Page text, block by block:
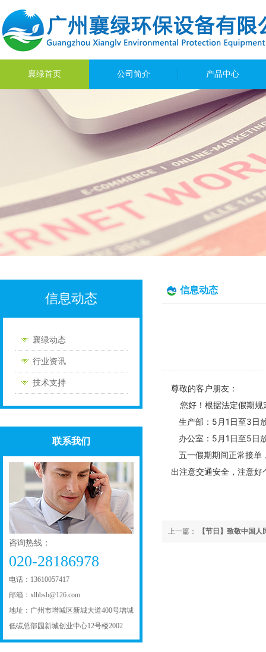
襄绿首页 公司简介 产品中心
信息动态
襄绿动态
行业资讯
技术支持
联系我们
咨询热线：
020-28186978
电话：13610057417
邮箱：xlhbsb@126.com
地址：广州市增城区新城大道400号增城
低碳总部园新城创业中心12号楼2002
信息动态
尊敬的客户朋友：
您好！根据法定假期规
生产部：5月1日至3日
办公室：5月1日至5日
五一假期期间正常接单
出注意交通安全，注意
上一篇： 【节日】致敬中国人